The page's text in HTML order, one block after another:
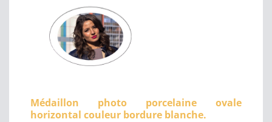
Médaillon photo porcelaine ovale
horizontal couleur bordure blanche.